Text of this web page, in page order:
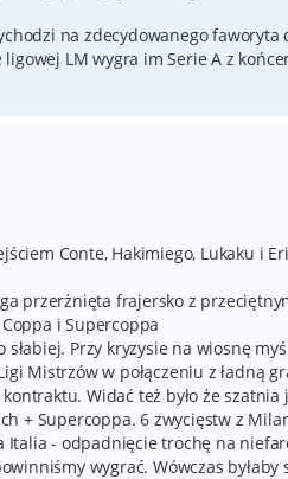
na zdecydowanego faworyta
LM wygra im Serie A z
Conte, Hakimiego, Lukaku i
przerżnięta frajersko z
i Supercoppa
Przy kryzysie na wiosnę
Mistrzów w połączeniu z ładną
Widać też było że
+ Supercoppa. 6 zwycięstw z
Italia - odpadnięcie trochę na
wygrać. Wówczas byłaby